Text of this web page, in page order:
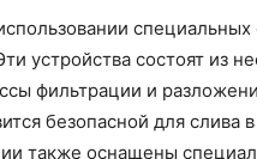
специальных
устройства состоят из
фильтрации и
безопасной для
также оснащены